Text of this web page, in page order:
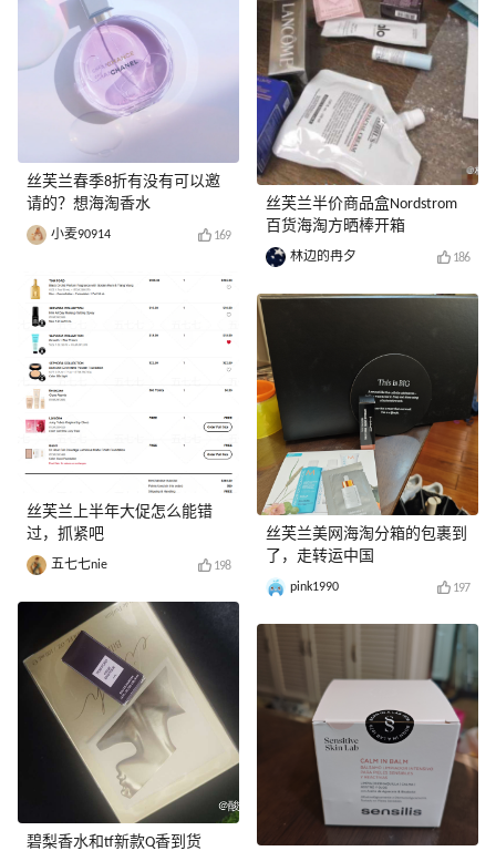
丝芙兰春季8折有没有可以邀
请的？想海淘香水
小麦90914 169
丝芙兰上半年大促怎么能错
过，抓紧吧
五七七nie 198
碧梨香水和tf新款Q香到货
丝芙兰半价商品盒Nordstrom
百货海淘方晒棒开箱
林边的冉夕 186
丝芙兰美网海淘分箱的包裹到
了，走转运中国
pink1990 197